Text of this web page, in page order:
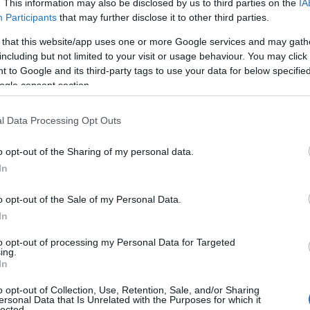
This information may also be disclosed by us to third parties on the
Participants that may further disclose it to other third parties.
that this website/app uses one or more Google services and may
but not limited to your visit or usage behaviour. You may
to Google and its third-party tags to use your data for below
consent section.
Data Processing Opt Outs
opt-out of the Sharing of my personal data.
opt-out of the Sale of my Personal Data.
opt-out of processing my Personal Data for Targeted
opt-out of Collection, Use, Retention, Sale, and/or Sharing
Data that Is Unrelated with the Purposes for which it
živi na Dunaju. Vsa leta mu je pošiljala denar v dobri
družino. Nekega dne pa nečak dobi telegram, v katerem
družino. Maks je v veliki zadregi, saj je teti pošiljal
pretvarjala, da je njegova žena. Teta Rozamunda je zelo
tudi njunega otroka. Toda kje dobiti otroka kar čez
profesor, ki želi Ernestino poprositi za roko.
je besedilo dunajskega dramatika
Josefa
Horst
. Veseloigra je bila priljubljena med amaterskimi
zlasti v manjših mestih in na podeželju.